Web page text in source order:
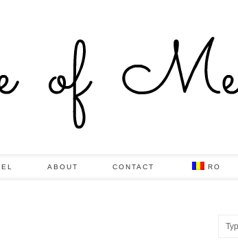
ABOUT CONTACT RO